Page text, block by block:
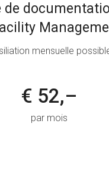
de
mensuelle
€ 52,–
par mois